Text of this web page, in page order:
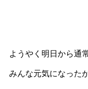
ようやく明日から通
みんな元気になった